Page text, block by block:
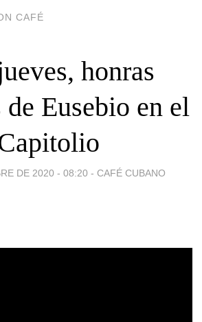
CAFÉ
honras
de Eusebio en el
DE 2020 - 08:20 - CAFÉ CUBANO